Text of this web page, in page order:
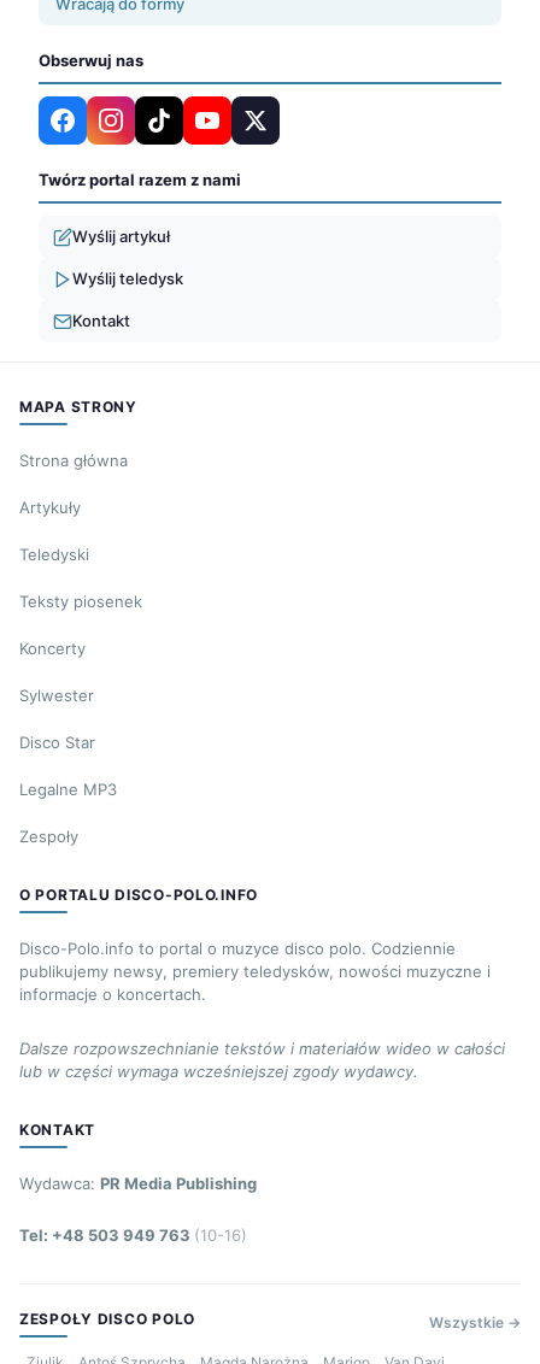
Wracają do formy
Obserwuj nas
Twórz portal razem z nami
Wyślij artykuł
Wyślij teledysk
Kontakt
MAPA STRONY
Strona główna
Artykuły
Teledyski
Teksty piosenek
Koncerty
Sylwester
Disco Star
Legalne MP3
Zespoły
O PORTALU DISCO-POLO.INFO
Disco-Polo.info to portal o muzyce disco polo. Codziennie
publikujemy newsy, premiery teledysków, nowości muzyczne i
informacje o koncertach.
Dalsze rozpowszechnianie tekstów i materiałów wideo w całości
lub w części wymaga wcześniejszej zgody wydawcy.
KONTAKT
Wydawca: PR Media Publishing
Tel: +48 503 949 763 (10-16)
ZESPOŁY DISCO POLO Wszystkie →